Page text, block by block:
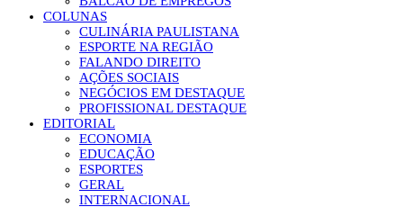
COLUNAS
CULINÁRIA PAULISTANA
ESPORTE NA REGIÃO
FALANDO DIREITO
AÇÕES SOCIAIS
NEGÓCIOS EM DESTAQUE
PROFISSIONAL DESTAQUE
EDITORIAL
ECONOMIA
EDUCAÇÃO
ESPORTES
GERAL
INTERNACIONAL